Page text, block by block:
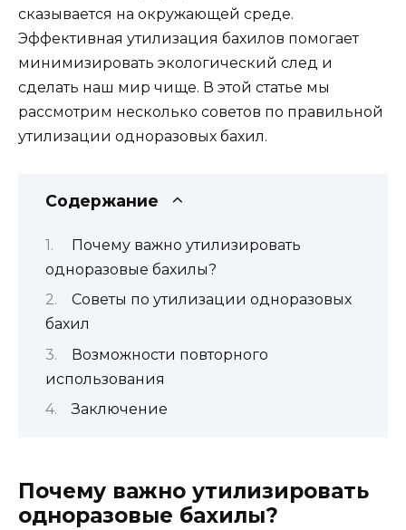
сказывается на окружающей среде.
Эффективная утилизация бахилов помогает
минимизировать экологический след и
сделать наш мир чище. В этой статье мы
рассмотрим несколько советов по правильной
утилизации одноразовых бахил.
Содержание
Почему важно утилизировать
одноразовые бахилы?
Советы по утилизации одноразовых
бахил
Возможности повторного
использования
Заключение
Почему важно утилизировать
одноразовые бахилы?